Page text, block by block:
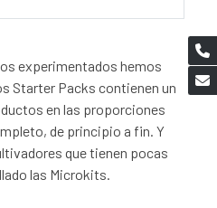
experimentados hemos
Starter Packs contienen un
en las proporciones
de principio a fin. Y
que tienen pocas
las Microkits.